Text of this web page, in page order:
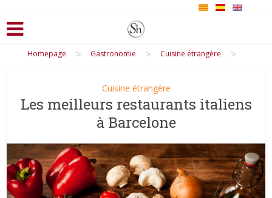
Homepage > Gastronomie > Cuisine étrangère >
Cuisine étrangère
Les meilleurs restaurants italiens
à Barcelone